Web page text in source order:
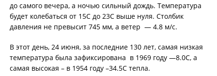
до самого вечера, а ночью сильный дождь. Температура
будет колебаться от 15С до 23С выше нуля. Столбик
давления не превысит 745 мм, а ветер — 4.8 м/с.
В этот день, 24 июня, за последние 130 лет, самая низкая
температура была зафиксирована в 1969 году —8.0С, а
самая высокая – в 1954 году –34.5С тепла.